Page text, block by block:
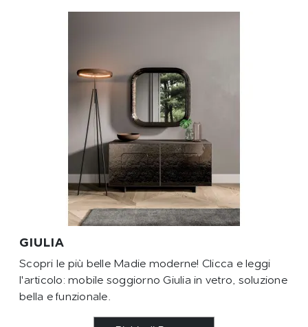
GIULIA
Scopri le più belle Madie moderne! Clicca e leggi
l'articolo: mobile soggiorno Giulia in vetro, soluzione
bella e funzionale.